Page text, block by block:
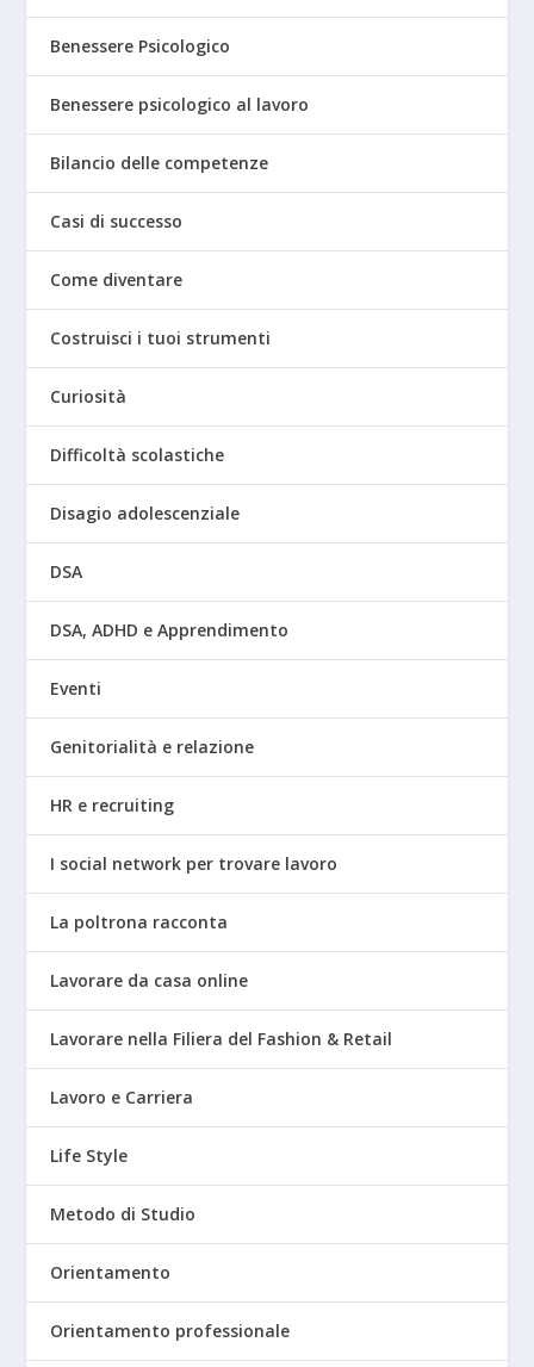
Benessere Psicologico
Benessere psicologico al lavoro
Bilancio delle competenze
Casi di successo
Come diventare
Costruisci i tuoi strumenti
Curiosità
Difficoltà scolastiche
Disagio adolescenziale
DSA
DSA, ADHD e Apprendimento
Eventi
Genitorialità e relazione
HR e recruiting
I social network per trovare lavoro
La poltrona racconta
Lavorare da casa online
Lavorare nella Filiera del Fashion & Retail
Lavoro e Carriera
Life Style
Metodo di Studio
Orientamento
Orientamento professionale